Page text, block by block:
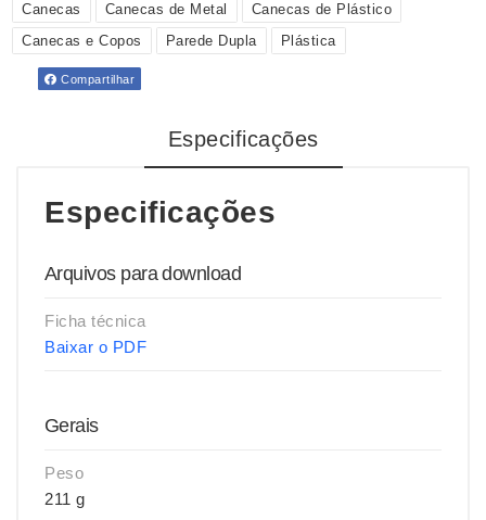
Canecas Canecas de Metal
Canecas de Plástico
Canecas e Copos
Parede Dupla Plástica
Compartilhar
Especificações
Especificações
Arquivos para download
Ficha técnica
Baixar o PDF
Gerais
Peso
211 g